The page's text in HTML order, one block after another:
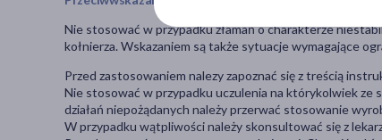
Nie stosować w przypadku złamań o charakterze
kołnierza. Wskazaniem są także sytuacje wymagające
Przed zastosowaniem nalezy zapoznać się z treścią
Nie stosować w przypadku uczulenia na którykolwiek ze
działań niepożądanych należy przerwać stosowanie
W przypadku wątpliwości należy skonsultować się z